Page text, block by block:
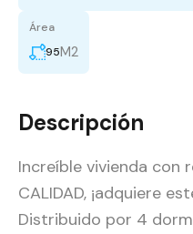
Área
95M2
Descripción
Increíble vivienda con
CALIDAD, ¡adquiere
Distribuido por 4